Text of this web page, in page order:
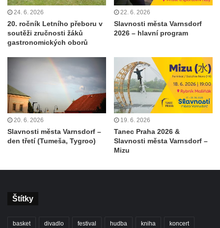
24. 6. 2026
20. ročník Letního přeboru v
soutěži zručnosti žáků
gastronomických oborů
22. 6. 2026
Slavnosti města Varnsdorf
2026 – hlavní program
20. 6. 2026
Slavnosti města Varnsdorf –
den třetí (Tumeša, Tygroo)
19. 6. 2026
Tanec Praha 2026 &
Slavnosti města Varnsdorf –
Mizu
Štítky
basket divadlo festival hudba kniha koncert